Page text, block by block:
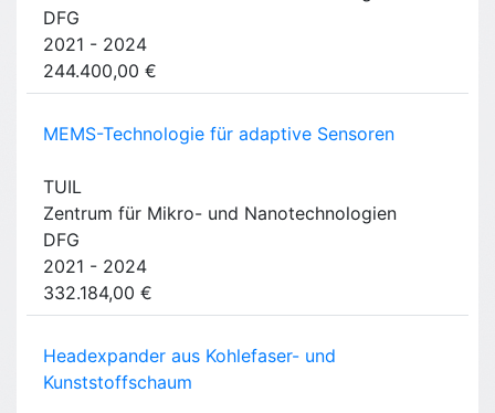
DFG
2021 - 2024
244.400,00 €
MEMS-Technologie für adaptive Sensoren
TUIL
Zentrum für Mikro- und Nanotechnologien
DFG
2021 - 2024
332.184,00 €
Headexpander aus Kohlefaser- und
Kunststoffschaum